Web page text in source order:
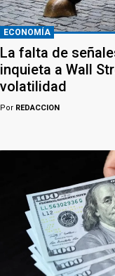
ECONOMÍA
La falta de
inquieta a Wall
volatilidad
Por REDACCION